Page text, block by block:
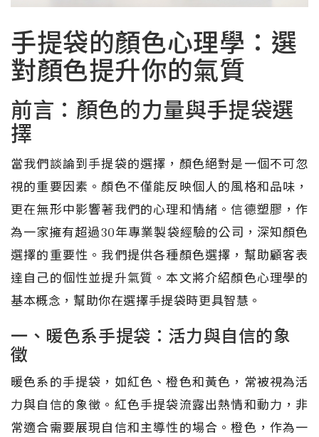
手提袋的顏色心理學：選
對顏色提升你的氣質
前言：顏色的力量與手提袋選
擇
當我們談論到手提袋的選擇，顏色絕對是一個不可忽
視的重要因素。顏色不僅能反映個人的風格和品味，
更在無形中影響著我們的心理和情緒。信德塑膠，作
為一家擁有超過30年專業製袋經驗的公司，深知顏色
選擇的重要性。我們提供各種顏色選擇，幫助顧客表
達自己的個性並提升氣質。本文將介紹顏色心理學的
基本概念，幫助你在選擇手提袋時更具智慧。
一、暖色系手提袋：活力與自信的象
徵
暖色系的手提袋，如紅色、橙色和黃色，常被視為活
力與自信的象徵。紅色手提袋流露出熱情和動力，非
常適合需要展現自信和主導性的場合。橙色，作為一